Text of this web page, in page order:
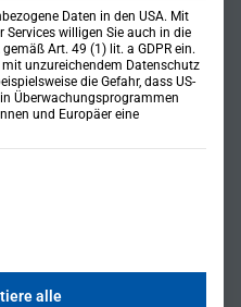
Daten in den USA. Mit
Services willigen Sie auch in die
Art. 49 (1) lit. a GDPR ein.
mit unzureichendem Datenschutz
die Gefahr, dass US-
Überwachungsprogrammen
und Europäer eine
Gruppen, für die eine
alle